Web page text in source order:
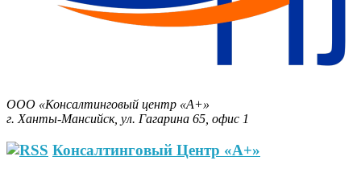
ООО «Консалтинговый центр «А+»
г. Ханты-Мансийск, ул. Гагарина 65, офис 1
Консалтинговый Центр «А+»